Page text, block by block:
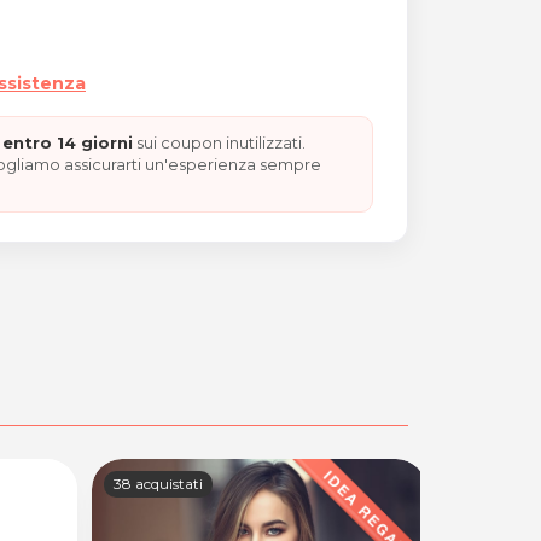
14 giorni sui coupon inutilizzati.
assicurarti un'esperienza sempre
38 acquistati